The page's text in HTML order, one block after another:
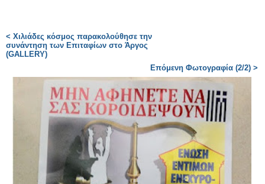
< Χιλιάδες κόσμος παρακολούθησε την
συνάντηση των Επιταφίων στο Άργος
(GALLERY)
Επόμενη Φωτογραφία (2/2) >